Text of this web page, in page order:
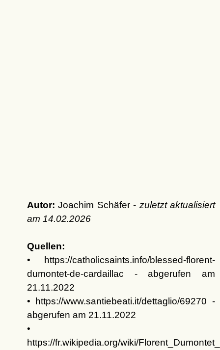
Autor: Joachim Schäfer - zuletzt aktualisiert
am 14.02.2026
Quellen:
• https://catholicsaints.info/blessed-florent-
dumontet-de-cardaillac - abgerufen am
21.11.2022
• https://www.santiebeati.it/dettaglio/69270 -
abgerufen am 21.11.2022
•
https://fr.wikipedia.org/wiki/